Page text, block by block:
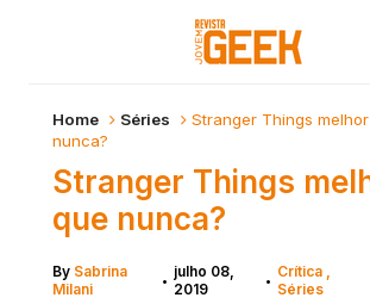
Home Séries
Stranger Things
nunca?
Stranger Things
que nunca?
By Sabrina
Milani
• julho 08,
2019
• Crítica
Séries